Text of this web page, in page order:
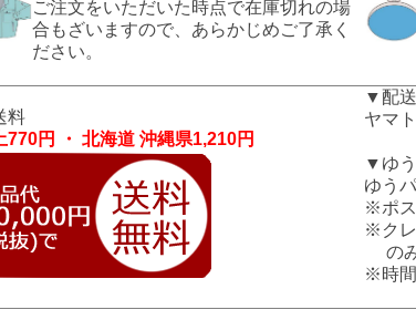
ご注文をいただいた時点で在庫切れの場
合もざいますので、あらかじめご了承く
ださい。
料
770円 ・ 北海道 沖縄県1,210円
▼配
ヤマ
▼ゆ
ゆう
※ポス
※ク
のみ
※時間